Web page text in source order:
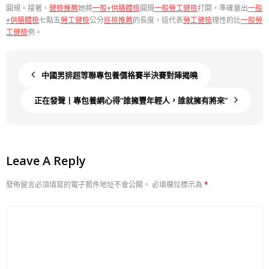
圓規。接著， 健檢推薦她將一般+供膳體檢圓規一般勞工健檢打開，準確量出一般
+供膳體檢七點五勞工健檢公分巡檢推薦的長度，這代表勞工健檢理性的比一般勞
工健檢例。
中國男排超等聯專包養價格賽半決賽對陣揭曉
正在發聲丨專包養網心得“誰擁豐年輕人，誰就擁有將來”
Leave A Reply
發佈留言必須填寫的電子郵件地址不會公開。 必填欄位標示為 *